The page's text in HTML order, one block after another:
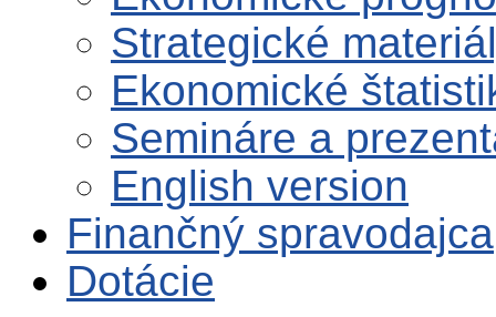
Strategické
Ekonomické
Semináre a
English version
Finančný spravodajca
Dotácie